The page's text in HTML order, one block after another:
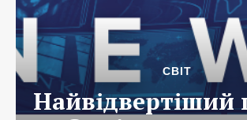
СВІТ
Найвідвертіший